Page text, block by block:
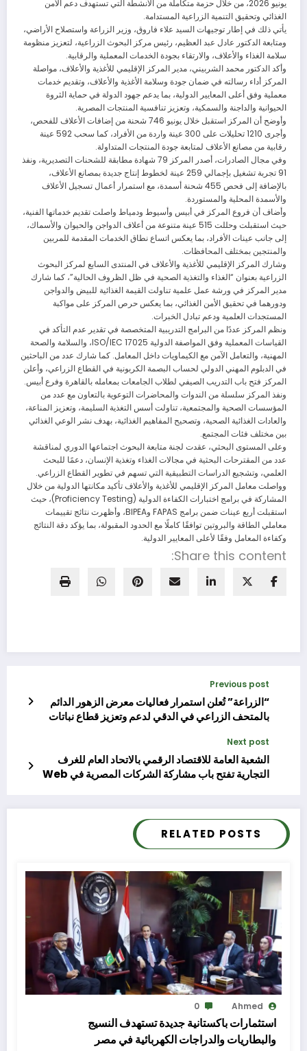
يونيو 2026، من خلال حزمة متكاملة من الأنشطة التي تستهدف دعم الأمن
الغذائي وتحقيق التنمية الزراعية المستدامة.
يأتي ذلك في إطار توجيهات السيد علاء فاروق، وزير الزراعة واستصلاح الأراضي،
ومتابعة الدكتور عادل عبد العظيم، رئيس مركز البحوث الزراعية، لتعزيز منظومة
سلامة الغذاء والأعلاف، والارتقاء بجودة الخدمات المعملية والرقابية.
وأكد الدكتور محمد الشربيني، مدير المركز الإقليمي للأغذية والأعلاف، مواصلة
المركز أداء رسالته في ضمان جودة وسلامة الأغذية والأعلاف، وتقديم خدمات
معملية وفق أعلى المعايير الدولية، بما يدعم جهود الدولة في حماية الثروة
الحيوانية والداجنة والسمكية، وتعزيز تنافسية المنتجات المصرية.
وأوضح أن المركز استقبل خلال يونيو 746 شحنة من إضافات الأعلاف للفحص،
وأجرى 1210 تحليلات على 300 عينة واردة من الأفراد، كما سحب 592 عينة
رقابية من مصانع الأعلاف لمتابعة جودة المنتجات المتداولة.
وفي مجال الصادرات، أصدر المركز 79 شهادة مطابقة للشحنات التصديرية، ونفذ
91 تجربة تشغيل بإجمالي 259 عينة لخطوط إنتاج جديدة بمصانع الأعلاف،
بالإضافة إلى فحص 455 شحنة أسمدة، مع استمرار أعمال تسجيل الأعلاف
والأسمدة المحلية والمستوردة.
وأضاف أن فروع المركز في أبيس وأسيوط ودمياط واصلت تقديم خدماتها الفنية،
حيث استقبلت وحللت 515 عينة متنوعة من أعلاف الدواجن والحيوان والأسماك،
إلى جانب عينات الأفراد، بما يعكس اتساع نطاق الخدمات المقدمة للمربين
والمنتجين بمختلف المحافظات.
وشارك المركز الإقليمي للأغذية والأعلاف في المنتدى السابع لمركز البحوث
الزراعية بعنوان “الغذاء والتغذية الصحية في ظل الظروف الحالية”، كما شارك
مدير المركز في ورشة عمل علمية تناولت القيمة الغذائية للبيض والدواجن
ودورهما في تحقيق الأمن الغذائي، بما يعكس حرص المركز على مواكبة
المستجدات العلمية ودعم تبادل الخبرات.
ونظم المركز عددًا من البرامج التدريبية المتخصصة في تقدير عدم التأكد في
القياسات المعملية وفق المواصفة الدولية ISO/IEC 17025، والسلامة والصحة
المهنية، والتعامل الآمن مع الكيماويات داخل المعامل. كما شارك عدد من الباحثين
في الدبلوم المهني الدولي لحساب البصمة الكربونية في القطاع الزراعي، وأعلن
المركز فتح باب التدريب الصيفي لطلاب الجامعات بمعامله بالقاهرة وفرع أبيس.
ونفذ المركز سلسلة من الندوات والمحاضرات التوعوية بالتعاون مع عدد من
المؤسسات الصحية والمجتمعية، تناولت أسس التغذية السليمة، وتعزيز المناعة،
والعادات الغذائية الصحية، وتصحيح المفاهيم الغذائية، بهدف نشر الوعي الغذائي
بين مختلف فئات المجتمع.
وعلى المستوى البحثي، عقدت لجنة متابعة البحوث اجتماعها الدوري لمناقشة
عدد من المقترحات البحثية في مجالات الغذاء وتغذية الإنسان، دعمًا للبحث
العلمي، وتشجيع الدراسات التطبيقية التي تسهم في تطوير القطاع الزراعي.
وواصلت معامل المركز الإقليمي للأغذية والأعلاف تأكيد مكانتها الدولية من خلال
المشاركة في برامج اختبارات الكفاءة الدولية (Proficiency Testing)، حيث
استقبلت أربع عينات ضمن برامج FAPAS وBIPEA، وأظهرت نتائج تقييمات
معاملي الطاقة والبروتين توافقًا كاملًا مع الحدود المقبولة، بما يؤكد دقة النتائج
وكفاءة المعامل وفقًا لأعلى المعايير الدولية.
Share this content:
Previous post
“الزراعة” تُعلن استمرار فعاليات معرض الزهور الدائم
بالمتحف الزراعي في الدقي لدعم وتعزيز قطاع نباتات
Next post
الشعبة العامة للاقتصاد الرقمي بالاتحاد العام للغرف
التجارية تفتح باب مشاركة الشركات المصرية في Web
RELATED POSTS
Ahmed
0
استثمارات باكستانية جديدة تستهدف النسيج
والبطاريات والدراجات الكهربائية في مصر